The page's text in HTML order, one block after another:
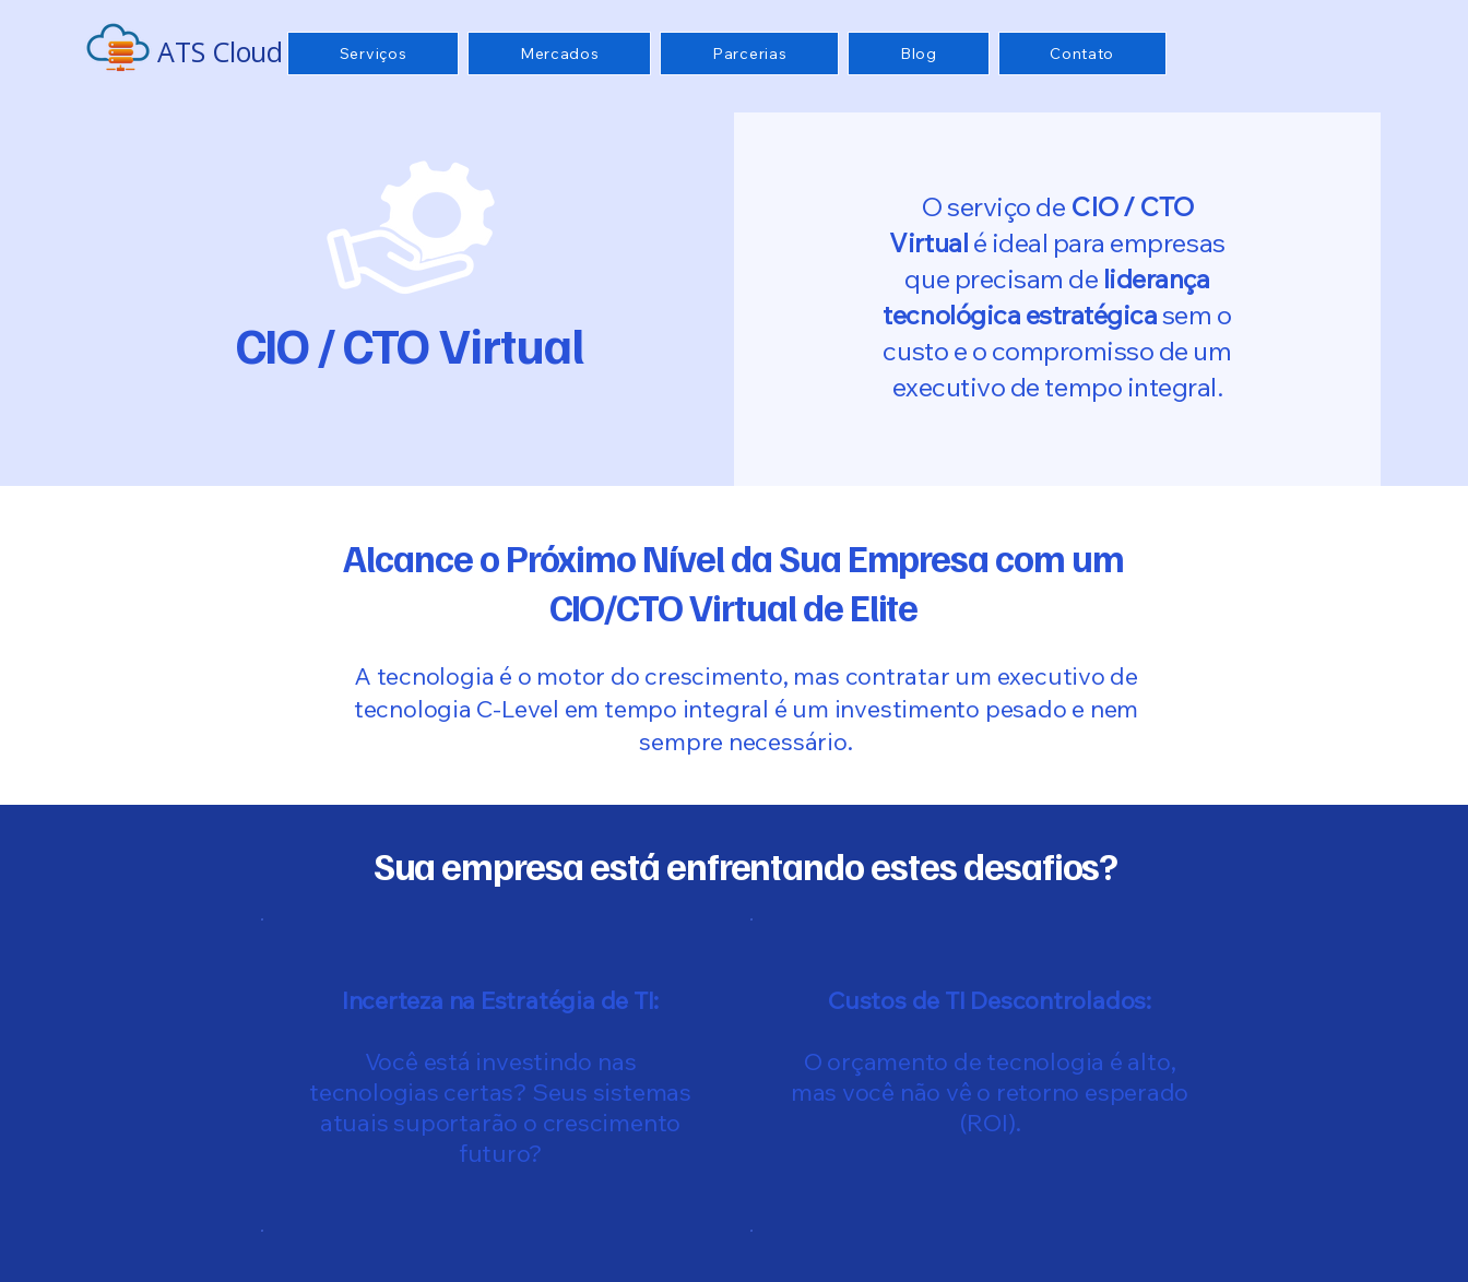
ATS Cloud Serviços Mercados Parcerias Blog Contato
CIO / CTO Virtual
O serviço de CIO / CTO
Virtual é ideal para empresas
que precisam de liderança
tecnológica estratégicasem o
custo e o compromisso de um
executivo de tempo integral.
Alcance o Próximo Nível da Sua Empresa com um
CIO/CTO Virtual de Elite
A tecnologia é o motor do crescimento, mas contratar um executivo de
tecnologia C-Level em tempo integral é um investimento pesado e nem
sempre necessário.
Sua empresa está enfrentando estes desafios?
Incerteza na Estratégia de TI:
Você está investindo nas
tecnologias certas? Seus sistemas
atuais suportarão o crescimento
futuro?
Custos de TI Descontrolados:
O orçamento de tecnologia é alto,
mas você não vê o retorno esperado
(ROI).